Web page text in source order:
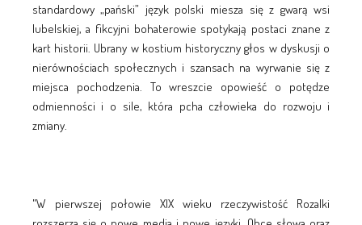
standardowy „pański” język polski miesza się z gwarą wsi
lubelskiej, a fikcyjni bohaterowie spotykają postaci znane z
kart historii. Ubrany w kostium historyczny głos w dyskusji o
nierównościach społecznych i szansach na wyrwanie się z
miejsca pochodzenia. To wreszcie opowieść o potędze
odmienności i o sile, która pcha człowieka do rozwoju i
zmiany.
"W pierwszej połowie XIX wieku rzeczywistość Rozalki